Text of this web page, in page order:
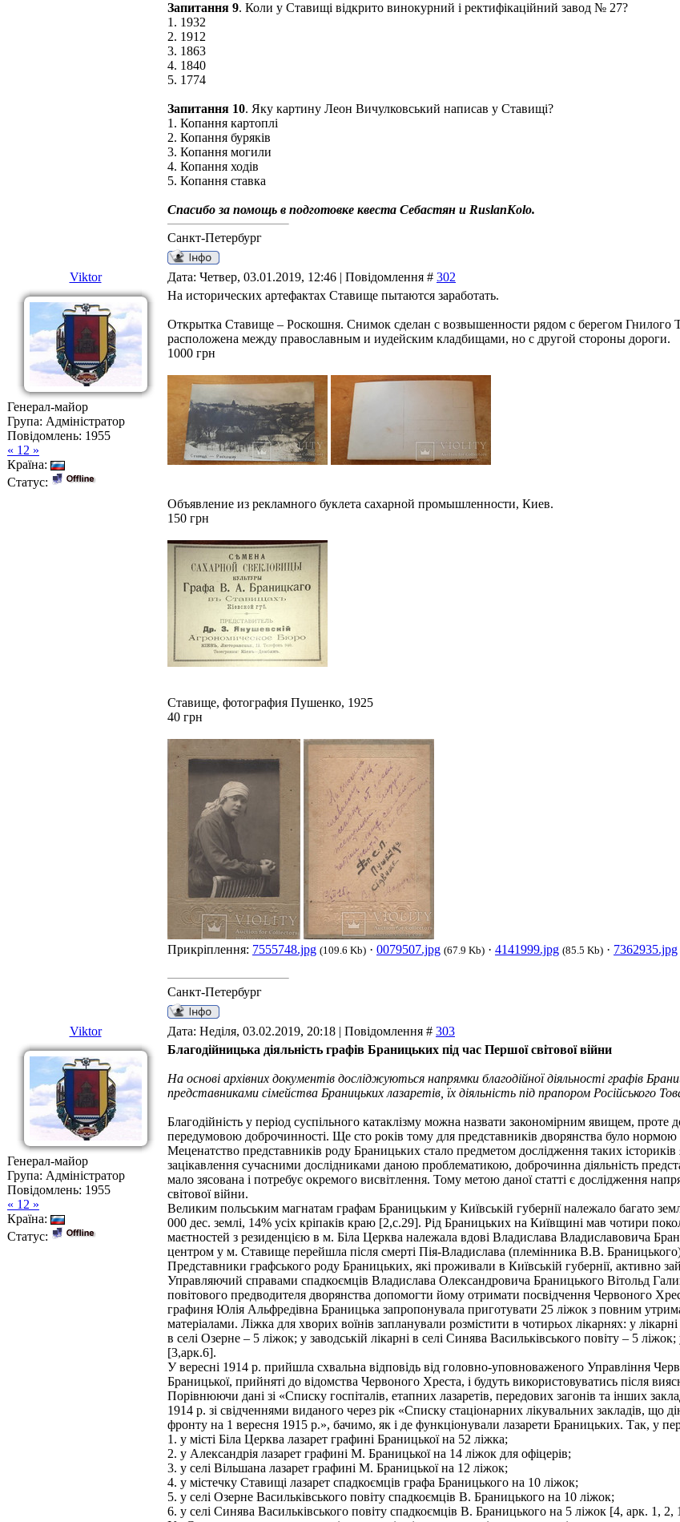
Запитання 9. Коли у Ставищі відкрито винокурний і ректифікаційний завод № 27?
1. 1932
2. 1912
3. 1863
4. 1840
5. 1774
Запитання 10. Яку картину Леон Вичулковський написав у Ставищі?
1. Копання картоплі
2. Копання буряків
3. Копання могили
4. Копання ходів
5. Копання ставка
Спасибо за помощь в подготовке квеста Себастян и RuslanKolo.
Санкт-Петербург
Viktor Дата: Четвер, 03.01.2019, 12:46 | Повідомлення # 302
Генерал-майор
Група: Адміністратор
Повідомлень: 1955
« 12 »
Країна:
Статус:
На исторических артефактах Ставище пытаются заработать.
Открытка Ставище – Роскошня. Снимок сделан с возвышенности рядом с берегом Гнилого
расположена между православным и иудейским кладбищами, но с другой стороны дороги.
1000 грн
Объявление из рекламного буклета сахарной промышленности, Киев.
150 грн
Ставище, фотография Пушенко, 1925
40 грн
Прикріплення: 7555748.jpg (109.6 Kb) · 0079507.jpg (67.9 Kb) · 4141999.jpg (85.5 Kb) · 7362935.jpg
Санкт-Петербург
Viktor Дата: Неділя, 03.02.2019, 20:18 | Повідомлення # 303
Генерал-майор
Група: Адміністратор
Повідомлень: 1955
« 12 »
Країна:
Статус:
Благодійницька діяльність графів Браницьких під час Першої світової війни
На основі архівних документів досліджуються напрямки благодійної діяльності графів
представниками сімейства Браницьких лазаретів, їх діяльність під прапором Російського
Благодійність у період суспільного катаклізму можна назвати закономірним явищем, проте
передумовою доброчинності. Ще сто років тому для представників дворянства було нормою
Меценатство представників роду Браницьких стало предметом дослідження таких
зацікавлення сучасними дослідниками даною проблематикою, доброчинна діяльність
мало зясована і потребує окремого висвітлення. Тому метою даної статті є дослідження
світової війни.
Великим польським магнатам графам Браницьким у Київській губернії належало багато
000 дес. землі, 14% усіх кріпаків краю [2,с.29]. Рід Браницьких на Київщині мав чотири
маєтностей з резиденцією в м. Біла Церква належала вдові Владислава Владиславовича
центром у м. Ставище перейшла після смерті Пія-Владислава (племінника В.В.
Представники графського роду Браницьких, які проживали в Київській губернії, активно
Управляючий справами спадкоємців Владислава Олександровича Браницького Вітольд
повітового предводителя дворянства допомогти йому отримати посвідчення Червоного
графиня Юлія Альфредівна Браницька запропонувала приготувати 25 ліжок з повним
матеріалами. Ліжка для хворих воїнів запланували розмістити в чотирьох лікарнях: у
в селі Озерне – 5 ліжок; у заводській лікарні в селі Синява Васильківського повіту – 5
[3,арк.6].
У вересні 1914 р. прийшла схвальна відповідь від головно-уповноваженого Управління
Браницької, прийняті до відомства Червоного Хреста, і будуть використовуватись після
Порівнюючи дані зі «Списку госпіталів, етапних лазаретів, передових загонів та інших
1914 р. зі свідченнями виданого через рік «Списку стаціонарних лікувальних закладів,
фронту на 1 вересня 1915 р.», бачимо, як і де функціонували лазарети Браницьких. Так, у
1. у місті Біла Церква лазарет графині Браницької на 52 ліжка;
2. у Александрія лазарет графині М. Браницької на 14 ліжок для офіцерів;
3. у селі Вільшана лазарет графині М. Браницької на 12 ліжок;
4. у містечку Ставищі лазарет спадкоємців графа Браницького на 10 ліжок;
5. у селі Озерне Васильківського повіту спадкоємців В. Браницького на 10 ліжок;
6. у селі Синява Васильківського повіту спадкоємців В. Браницького на 5 ліжок [4, арк. 1, 2,